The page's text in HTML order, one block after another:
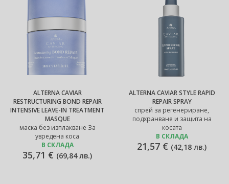
ALTERNA CAVIAR
RESTRUCTURING BOND REPAIR
INTENSIVE LEAVE-IN TREATMENT
MASQUE
маска без изплакване За
увредена коса
В СКЛАДА
35,71 € (69,84 лв.)
ALTERNA CAVIAR STYLE RAPID
REPAIR SPRAY
спрей за регенериране,
подхранване и защита на
косата
В СКЛАДА
21,57 € (42,18 лв.)